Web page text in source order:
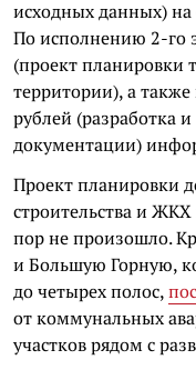
исходных данных)
По исполнению 2-го
(проект планировки
территории), а
рублей (разработка
документации)
Проект планировки
строительства и ЖКХ
пор не произошло.
и Большую Горную,
до четырех полос,
от коммунальных
участков рядом с